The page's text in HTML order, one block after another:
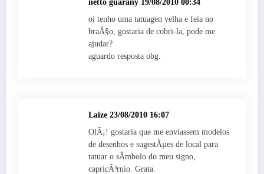
netto guarany 19/08/2010 00:34
oi tenho uma tatuagen velha e feia no
braÃ§o, gostaria de cobri-la, pode me
ajudar?
aguardo resposta obg.
Laize 23/08/2010 16:07
OlÃ¡! gostaria que me enviassem modelos
de desenhos e sugestÃµes de local para
tatuar o sÃ­mbolo do meu signo,
capricÃ³rnio. Grata.